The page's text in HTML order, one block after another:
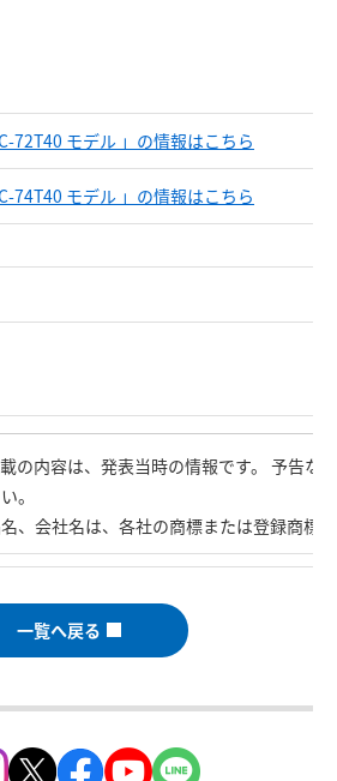
72T40 モデル 」の情報はこちら
74T40 モデル 」の情報はこちら
の内容は、発表当時の情報です。 予告な
。
、会社名は、各社の商標または登録商標
一覧へ戻る